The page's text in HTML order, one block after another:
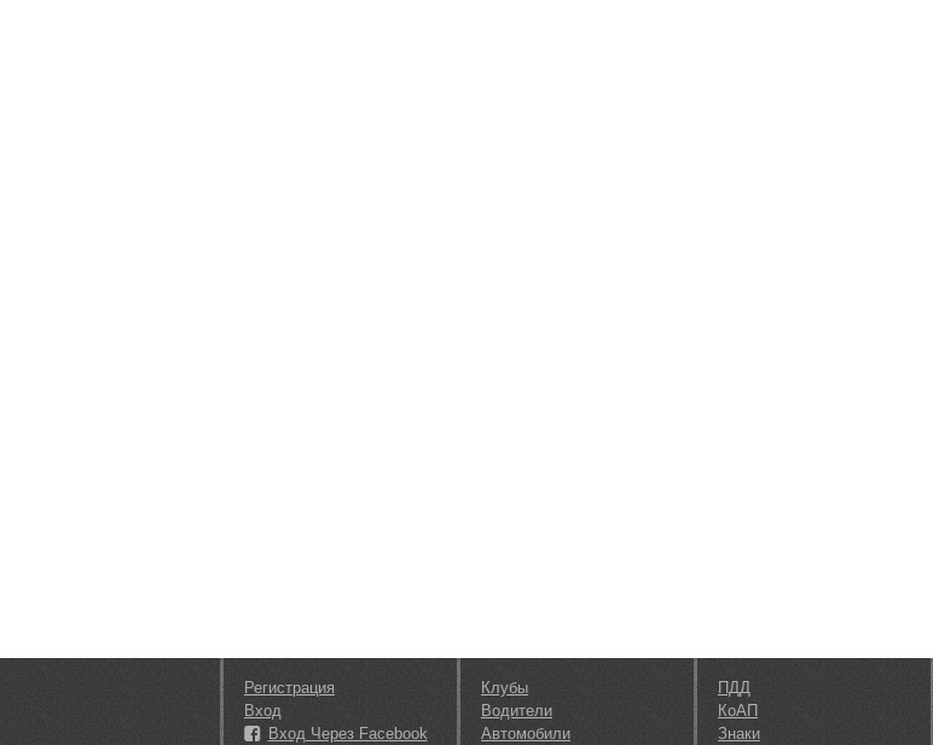
Регистрация
Вход
Вход Через Facebook
Клубы
Водители
Автомобили
ПДД
КоАП
Знаки